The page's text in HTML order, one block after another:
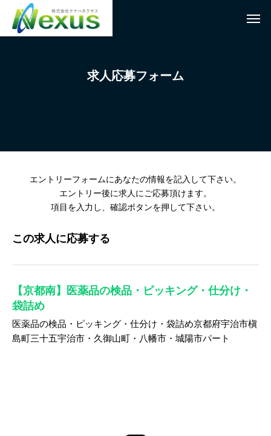
求人応募フォーム
エントリーフォームにあなたの情報を記入して下さい。
エントリー後に求人にご応募頂けます。
項目を入力し、確認ボタンを押して下さい。
この求人に応募する
【京都南】医薬品の検品・ピッキング・仕分け・
袋詰め
医薬品の検品・ピッキング・仕分け・袋詰め京都府宇治市槇
島町三十五宇治市・久御山町・八幡市・城陽市パート